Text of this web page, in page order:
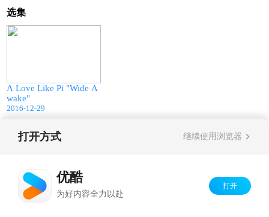
选集
A Love Like Pi "Wide A
wake"
2016-12-29
打开方式 继续使用浏览器
优酷
为好内容全力以赴
打开